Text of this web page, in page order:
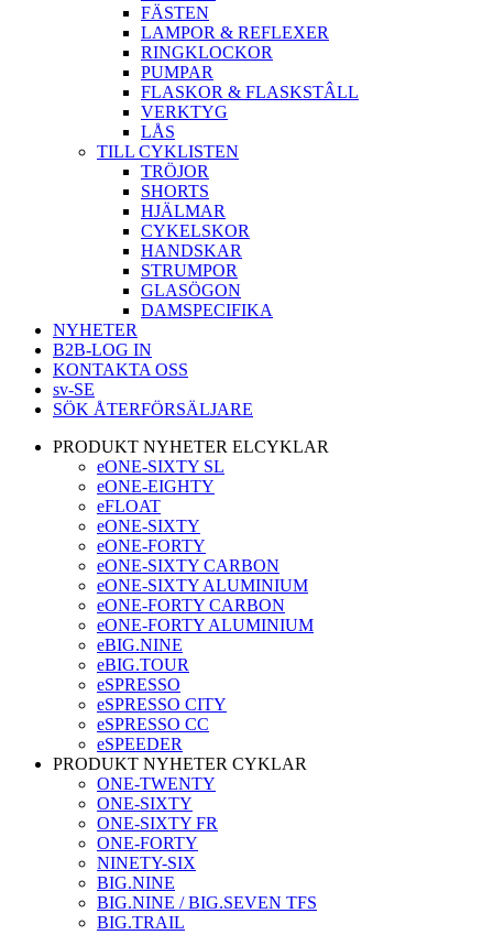
FÄSTEN
LAMPOR & REFLEXER
RINGKLOCKOR
PUMPAR
FLASKOR & FLASKSTÂLL
VERKTYG
LÅS
TILL CYKLISTEN
TRÖJOR
SHORTS
HJÄLMAR
CYKELSKOR
HANDSKAR
STRUMPOR
GLASÖGON
DAMSPECIFIKA
NYHETER
B2B-LOG IN
KONTAKTA OSS
sv-SE
SÖK ÅTERFÖRSÄLJARE
PRODUKT NYHETER ELCYKLAR
eONE-SIXTY SL
eONE-EIGHTY
eFLOAT
eONE-SIXTY
eONE-FORTY
eONE-SIXTY CARBON
eONE-SIXTY ALUMINIUM
eONE-FORTY CARBON
eONE-FORTY ALUMINIUM
eBIG.NINE
eBIG.TOUR
eSPRESSO
eSPRESSO CITY
eSPRESSO CC
eSPEEDER
PRODUKT NYHETER CYKLAR
ONE-TWENTY
ONE-SIXTY
ONE-SIXTY FR
ONE-FORTY
NINETY-SIX
BIG.NINE
BIG.NINE / BIG.SEVEN TFS
BIG.TRAIL